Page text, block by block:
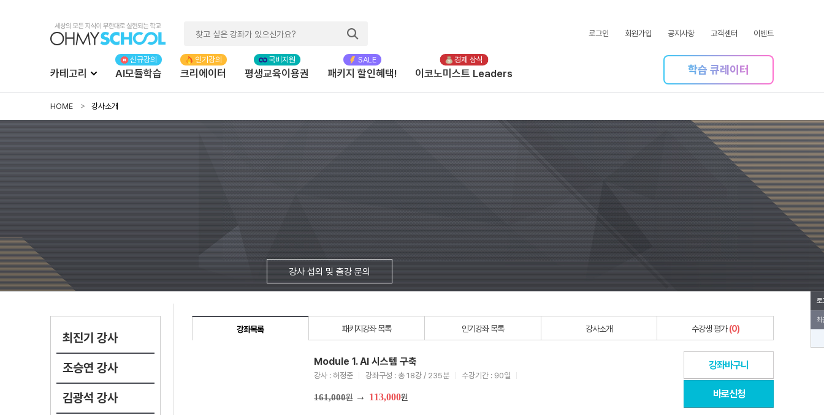
로그인 회원가입 공지사항 고객센터 이벤트
카테고리 AI모듈학습 크리에이터 평생교육이용권 패키지 할인혜택! 이코노미스트 Leaders 학습 큐레이터
HOME 강사소개
강사 섭외 및 출강 문의
최진기 강사
조승연 강사
김광석 강사
강좌목록 패키지강좌 목록 인기강좌 목록 강사소개 수강생 평가(0)
Module 1. AI 시스템 구축
강사 : 허정준 강좌구성 : 총 18강 / 235분 수강기간 : 90일
161,000원 113,000원
강좌바구니
바로신청
로
최